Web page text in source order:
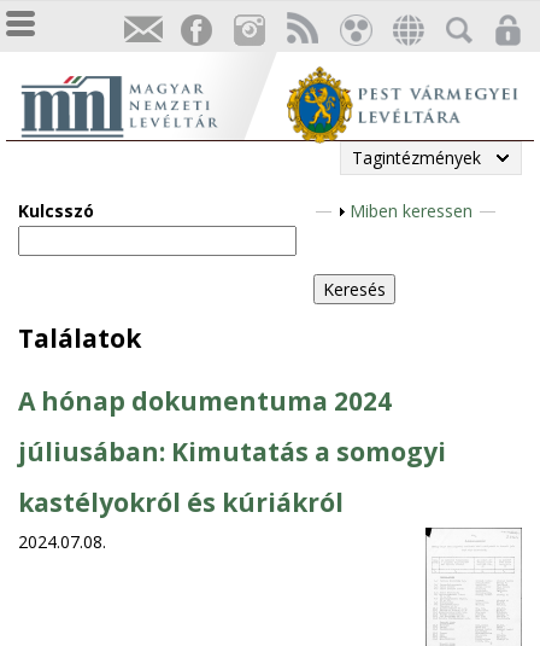
Tagintézmények
Kulcsszó
M
g
j
n
í
Miben keressen
Találatok
A hónap dokumentuma 2024
júliusában: Kimutatás a somogyi
kastélyokról és kúriákról
2024.07.08.